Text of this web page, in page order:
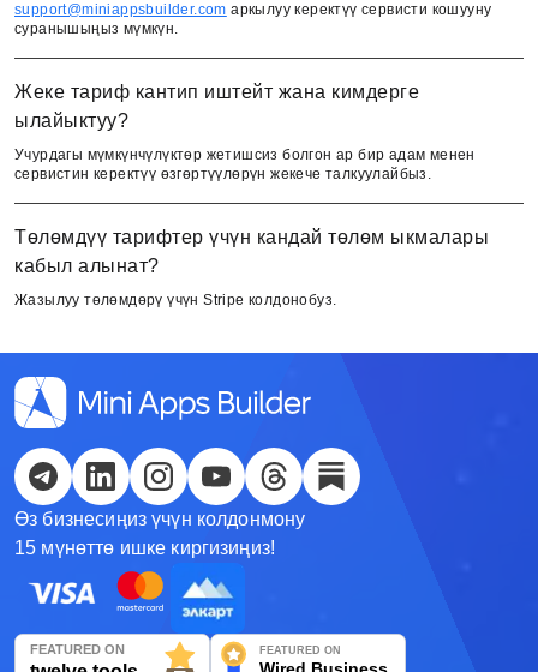
support@miniappsbuilder.com аркылуу керектүү сервисти кошууну
суранышыңыз мүмкүн.
Жеке тариф кантип иштейт жана кимдерге
ылайыктуу?
Учурдагы мүмкүнчүлүктөр жетишсиз болгон ар бир адам менен
сервистин керектүү өзгөртүүлөрүн жекече талкуулайбыз.
Төлөмдүү тарифтер үчүн кандай төлөм ыкмалары
кабыл алынат?
Жазылуу төлөмдөрү үчүн Stripe колдонобуз.
Өз бизнесиңиз үчүн колдонмону
15 мүнөттө ишке киргизиңиз!
English
Кыргызча
Русский
Қазақша
О'zbek
Español
Українська
한국어